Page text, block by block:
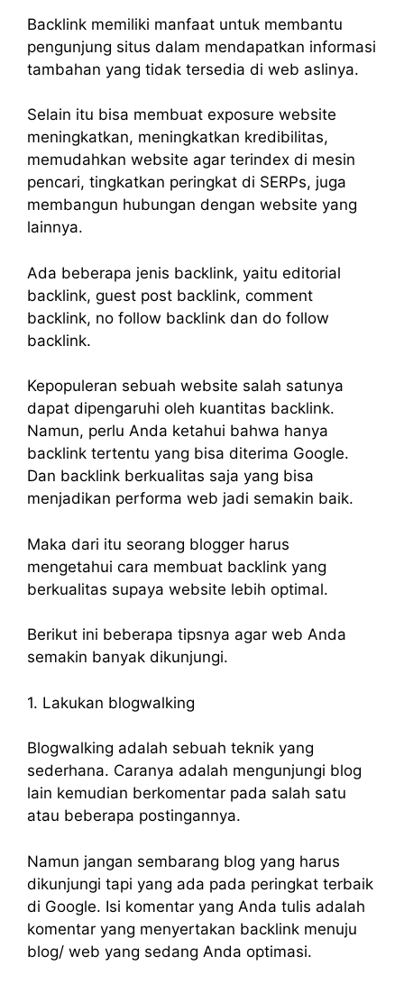
Backlink memiliki manfaat untuk membantu
pengunjung situs dalam mendapatkan informasi
tambahan yang tidak tersedia di web aslinya.
Selain itu bisa membuat exposure website
meningkatkan, meningkatkan kredibilitas,
memudahkan website agar terindex di mesin
pencari, tingkatkan peringkat di SERPs, juga
membangun hubungan dengan website yang
lainnya.
Ada beberapa jenis backlink, yaitu editorial
backlink, guest post backlink, comment
backlink, no follow backlink dan do follow
backlink.
Kepopuleran sebuah website salah satunya
dapat dipengaruhi oleh kuantitas backlink.
Namun, perlu Anda ketahui bahwa hanya
backlink tertentu yang bisa diterima Google.
Dan backlink berkualitas saja yang bisa
menjadikan performa web jadi semakin baik.
Maka dari itu seorang blogger harus
mengetahui cara membuat backlink yang
berkualitas supaya website lebih optimal.
Berikut ini beberapa tipsnya agar web Anda
semakin banyak dikunjungi.
1. Lakukan blogwalking
Blogwalking adalah sebuah teknik yang
sederhana. Caranya adalah mengunjungi blog
lain kemudian berkomentar pada salah satu
atau beberapa postingannya.
Namun jangan sembarang blog yang harus
dikunjungi tapi yang ada pada peringkat terbaik
di Google. Isi komentar yang Anda tulis adalah
komentar yang menyertakan backlink menuju
blog/ web yang sedang Anda optimasi.